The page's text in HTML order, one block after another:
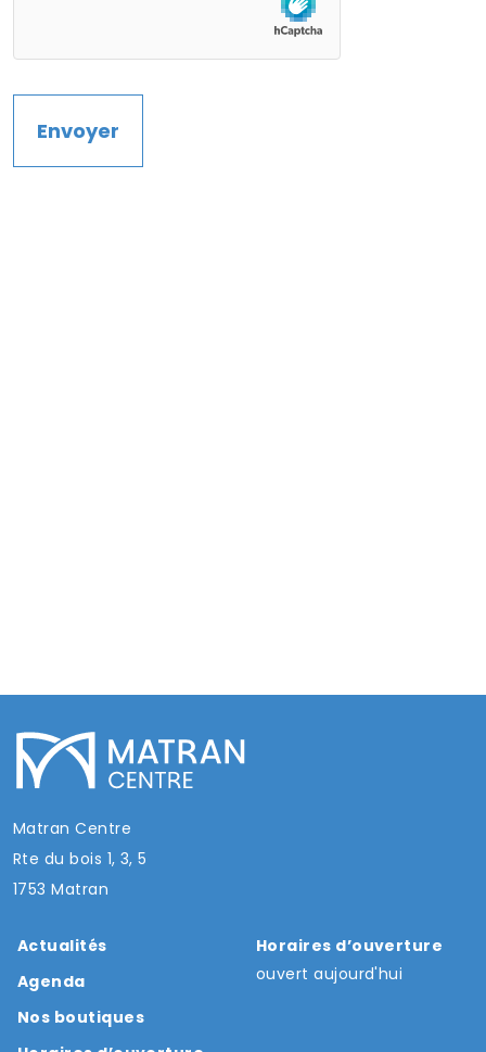
Matran Centre
Rte du bois 1, 3, 5
1753 Matran
Actualités
Agenda
Nos boutiques
Horaires d’ouverture
ouvert aujourd'hui